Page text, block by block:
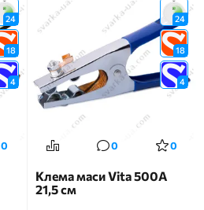
24
18
4
0
24
18
4
0 0
Клема маси Vita 500А
21,5 см